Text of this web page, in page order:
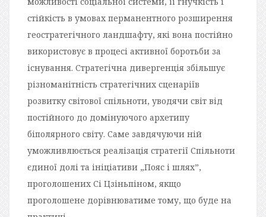
стійкість в умовах перманентного розширення
геостратегічного ландшафту, які вона постійно
використовує в процесі активної боротьби за
існування. Стратегічна дивергенція збільшує
різноманітність стратегічних сценаріїв
розвитку світової спільноти, уводячи світ від
постійного до домінуючого архетипу
біполярного світу. Саме завдячуючи ній
уможливлюється реалізація стратегії Спільноти
єдиної долі та ініціативи „Пояс і шлях”,
проголошених Сі Цзіньпіном, якщо
проголошене дорівнюватиме тому, що буде на